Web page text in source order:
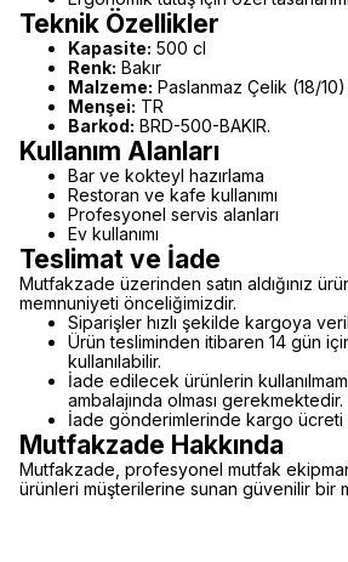
Teknik Özellikler
Kapasite: 500 cl
Renk: Bakır
Malzeme: Paslanmaz Çelik (18/10)
Menşei: TR
Barkod: BRD-500-BAKIR.
Kullanım Alanları
Bar ve kokteyl hazırlama
Restoran ve kafe kullanımı
Profesyonel servis alanları
Ev kullanımı
Teslimat ve İade
Mutfakzade üzerinden satın aldığınız
memnuniyeti önceliğimizdir.
Siparişler hızlı şekilde kargoya
Ürün tesliminden itibaren 14 gün
kullanılabilir.
İade edilecek ürünlerin
ambalajında olması gerekmektedir.
İade gönderimlerinde kargo ücreti
Mutfakzade Hakkında
Mutfakzade, profesyonel mutfak
ürünleri müşterilerine sunan güvenilir bir